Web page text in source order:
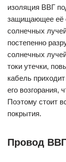
изоляция ВВГ
защищающее её
солнечных
постепенно
солнечных
токи утечки,
кабель
его возгорания,
Поэтому стоит
покрытия.
Провод ВВГ